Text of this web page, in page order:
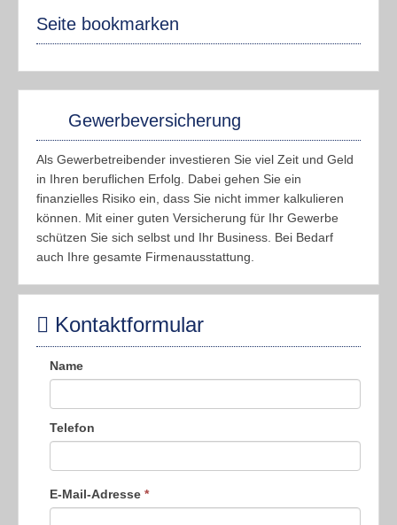
Seite bookmarken
Gewerbeversicherung
Als Gewerbetreibender investieren Sie viel Zeit und Geld
in Ihren beruflichen Erfolg. Dabei gehen Sie ein
finanzielles Risiko ein, dass Sie nicht immer kalkulieren
können. Mit einer guten Versicherung für Ihr Gewerbe
schützen Sie sich selbst und Ihr Business. Bei Bedarf
auch Ihre gesamte Firmenausstattung.
Kontaktformular
Name
Telefon
E-Mail-Adresse *